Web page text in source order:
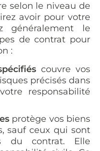
selon le niveau de
avoir pour votre
généralement le
de contrat pour
:
couvre vos
précisés dans
responsabilité
protège vos biens
sauf ceux qui sont
du contrat. Elle